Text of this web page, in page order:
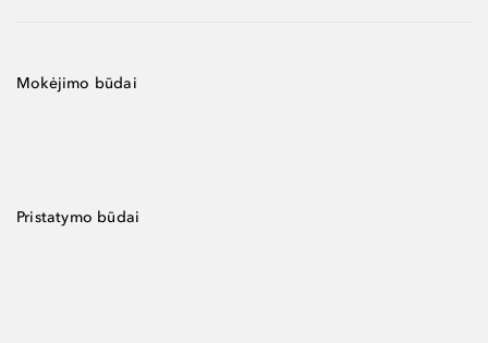
Mokėjimo būdai
Pristatymo būdai